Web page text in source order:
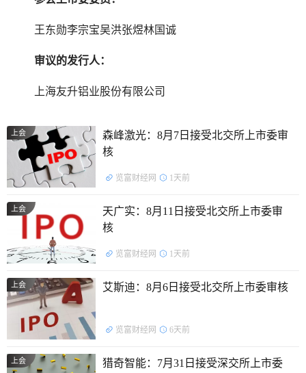
王东勋李宗宝吴洪张煜林国诚
审议的发行人：
上海友升铝业股份有限公司
上会
森峰激光：8月7日接受北交所上市委审
核
览富财经网 1天前
上会
天广实：8月11日接受北交所上市委审
核
览富财经网 1天前
上会 艾斯迪：8月6日接受北交所上市委审核
览富财经网 6天前
上会 猎奇智能：7月31日接受深交所上市委